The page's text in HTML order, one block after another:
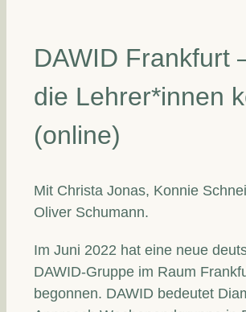
DAWID Frankfurt
die Lehrer*innen
(online)
Mit Christa Jonas, Konnie
Oliver Schumann.
Im Juni 2022 hat eine neue
DAWID-Gruppe im Raum
begonnen. DAWID bedeutet